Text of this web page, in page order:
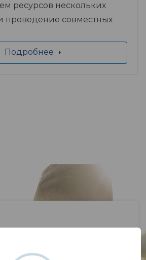
ресурсов нескольких
проведение совместных
Подробнее
вопрос,